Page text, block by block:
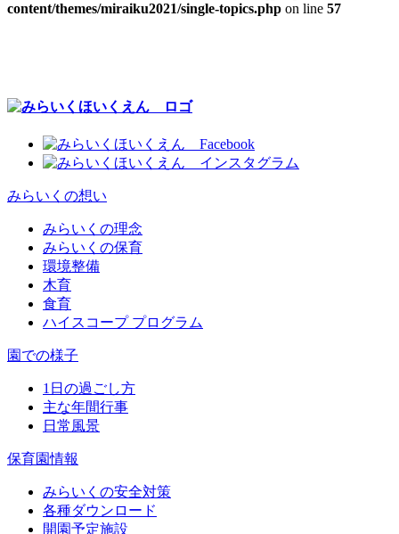
content/themes/miraiku2021/single-topics.php on line 57
みらいくの想い
みらいくの理念
みらいくの保育
環境整備
木育
食育
ハイスコープ プログラム
園での様子
1日の過ごし方
主な年間行事
日常風景
保育園情報
みらいくの安全対策
各種ダウンロード
開園予定施設